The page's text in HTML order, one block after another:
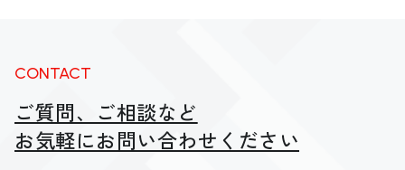
CONTACT
ご質問、ご相談など
お気軽にお問い合わせください